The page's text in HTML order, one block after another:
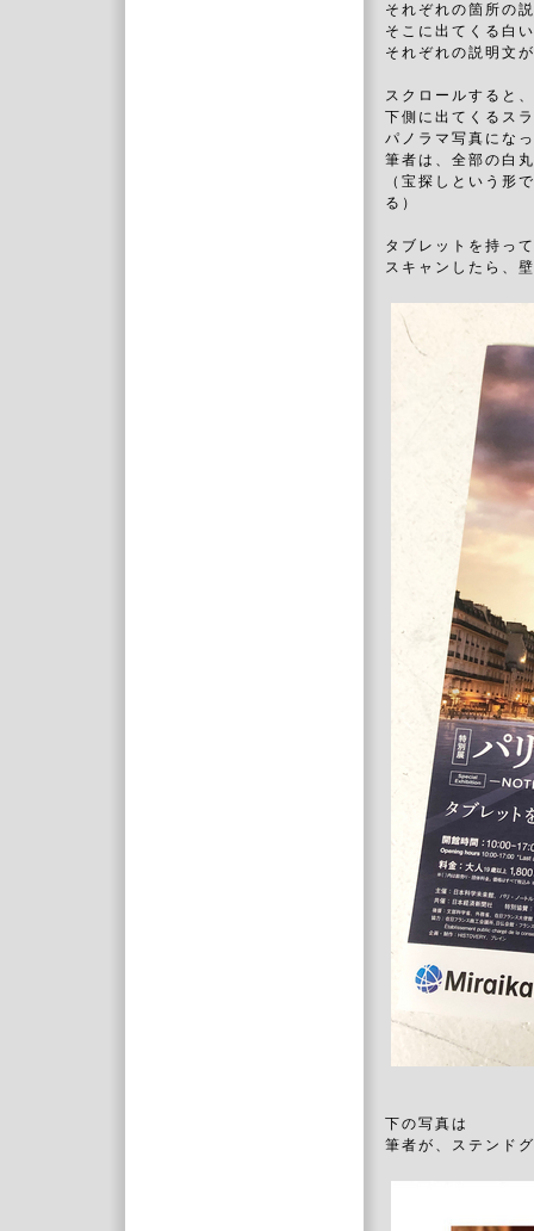
それぞれの箇所の
そこに出てくる白
それぞれの説明文
スクロールすると
下側に出てくるス
パノラマ写真にな
筆者は、全部の白
（宝探しという形
る）
タブレットを持っ
スキャンしたら、
下の写真は
筆者が、ステンド